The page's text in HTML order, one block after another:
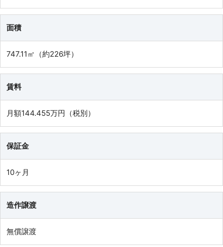
面積
747.11㎡（約226坪）
賃料
月額144.455万円（税別）
保証金
10ヶ月
造作譲渡
無償譲渡